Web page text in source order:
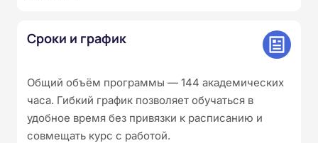
Сроки и график
Общий объём программы — 144 академических
часа. Гибкий график позволяет обучаться в
удобное время без привязки к расписанию и
совмещать курс с работой.